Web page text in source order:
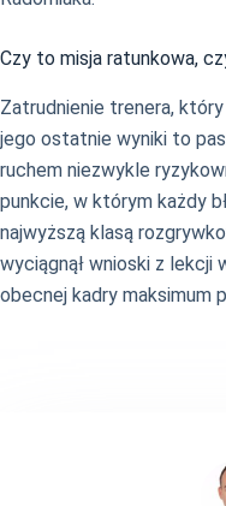
Czy to misja ratunkowa,
Zatrudnienie trenera,
jego ostatnie wyniki to
ruchem niezwykle
punkcie, w którym każdy
najwyższą klasą
wyciągnął wnioski z lekcji
obecnej kadry maksimum